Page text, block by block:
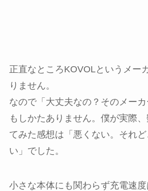
正直なところKOVOLというメー
りません。
なので「大丈夫なの？そのメー
もしかたありません。僕が実際
てみた感想は「悪くない。それ
い」でした。
小さな本体にも関わらず充電速